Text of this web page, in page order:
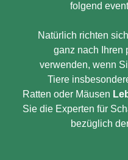
folgend
Natürlich richten
ganz nach Ihren
verwenden, wenn
Tiere
Ratten oder Mäusen
Sie die Experten für
bezüglich